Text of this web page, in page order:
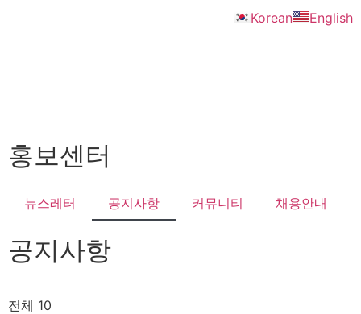
Korean English
홍보센터
뉴스레터 공지사항 커뮤니티 채용안내
공지사항
전체 10